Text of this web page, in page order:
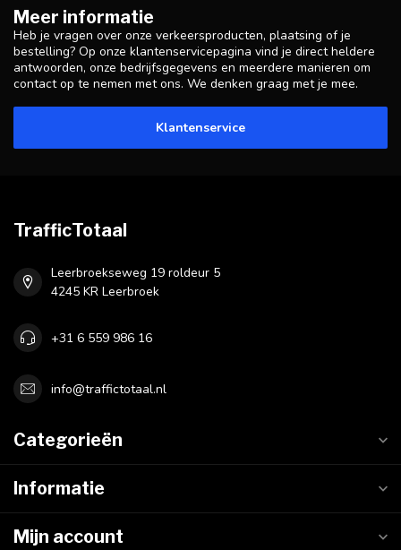
Meer informatie
Heb je vragen over onze verkeersproducten, plaatsing of je
bestelling? Op onze klantenservicepagina vind je direct heldere
antwoorden, onze bedrijfsgegevens en meerdere manieren om
contact op te nemen met ons. We denken graag met je mee.
Klantenservice
TrafficTotaal
Leerbroekseweg 19 roldeur 5
4245 KR Leerbroek
+31 6 559 986 16
info@traffictotaal.nl
Categorieën
Informatie
Mijn account